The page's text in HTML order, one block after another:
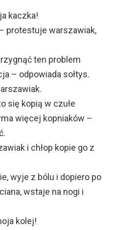
kaczka!
protestuje warszawiak,
ten problem
– odpowiada sołtys.
się kopią w czułe
więcej kopniaków –
i chłop kopie go z
wyje z bólu i dopiero po
wstaje na nogi i
kolej!